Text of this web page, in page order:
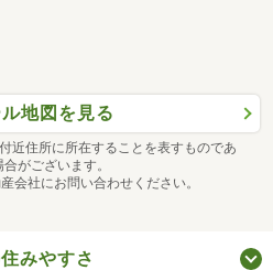
地図を見る
近住所に所在することを表すものであ
がございます。
会社にお問い合わせください。
みやすさ